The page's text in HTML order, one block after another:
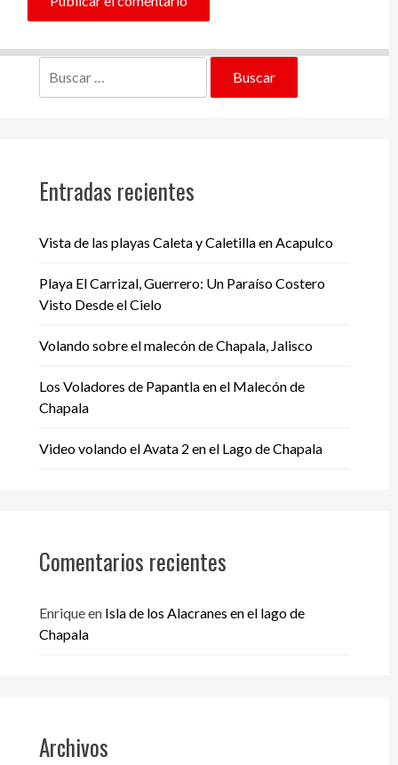
Entradas recientes
Vista de las playas Caleta y Caletilla en Acapulco
Playa El Carrizal, Guerrero: Un Paraíso Costero
Visto Desde el Cielo
Volando sobre el malecón de Chapala, Jalisco
Los Voladores de Papantla en el Malecón de
Chapala
Video volando el Avata 2 en el Lago de Chapala
Comentarios recientes
Enriqueen Isla de los Alacranes en el lago de
Chapala
Archivos